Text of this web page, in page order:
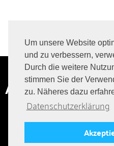
Um unsere Website
und zu verbessern,
Durch die weitere
stimmen Sie der
zu. Näheres dazu
Datenschutzerklärung
ABONNIERE
Immer auf dem